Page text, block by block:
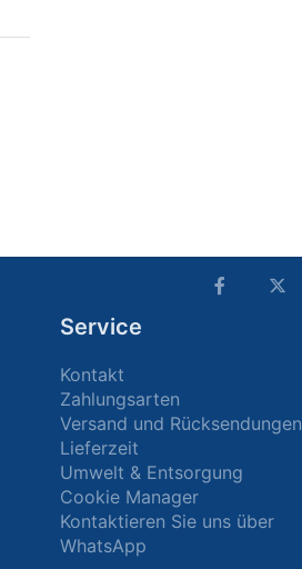
Service
Kontakt
Zahlungsarten
Versand und Rücksendungen
Lieferzeit
Umwelt & Entsorgung
Cookie Manager
Kontaktieren Sie uns über
WhatsApp